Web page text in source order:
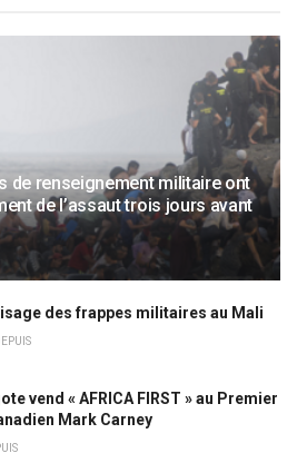
de renseignement militaire ont
de l’assaut trois jours avant
des frappes militaires au Mali
vend « AFRICA FIRST » au Premier
Mark Carney